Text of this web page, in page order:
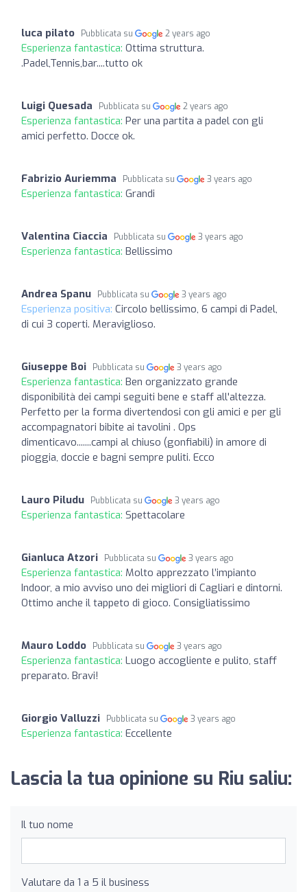
luca pilato Pubblicata su 2 years ago
Esperienza fantastica: Ottima struttura.
.Padel,Tennis,bar....tutto ok
Luigi Quesada Pubblicata su 2 years ago
Esperienza fantastica: Per una partita a padel con gli
amici perfetto. Docce ok.
Fabrizio Auriemma Pubblicata su 3 years ago
Esperienza fantastica: Grandi
Valentina Ciaccia Pubblicata su 3 years ago
Esperienza fantastica: Bellissimo
Andrea Spanu Pubblicata su 3 years ago
Esperienza positiva: Circolo bellissimo, 6 campi di Padel,
di cui 3 coperti. Meraviglioso.
Giuseppe Boi Pubblicata su 3 years ago
Esperienza fantastica: Ben organizzato grande
disponibilità dei campi seguiti bene e staff all'altezza.
Perfetto per la forma divertendosi con gli amici e per gli
accompagnatori bibite ai tavolini . Ops
dimenticavo.......campi al chiuso (gonfiabili) in amore di
pioggia, doccie e bagni sempre puliti. Ecco
Lauro Piludu Pubblicata su 3 years ago
Esperienza fantastica: Spettacolare
Gianluca Atzori Pubblicata su 3 years ago
Esperienza fantastica: Molto apprezzato l’impianto
Indoor, a mio avviso uno dei migliori di Cagliari e dintorni.
Ottimo anche il tappeto di gioco. Consigliatissimo
Mauro Loddo Pubblicata su 3 years ago
Esperienza fantastica: Luogo accogliente e pulito, staff
preparato. Bravi!
Giorgio Valluzzi Pubblicata su 3 years ago
Esperienza fantastica: Eccellente
Lascia la tua opinione su Riu saliu:
Il tuo nome
Valutare da 1 a 5 il business